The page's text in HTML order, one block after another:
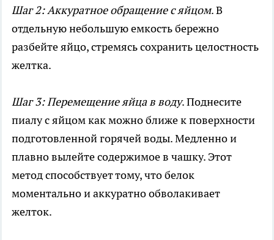
Шаг 2: Аккуратное обращение с яйцом. В
отдельную небольшую емкость бережно
разбейте яйцо, стремясь сохранить целостность
желтка.
Шаг 3: Перемещение яйца в воду. Поднесите
пиалу с яйцом как можно ближе к поверхности
подготовленной горячей воды. Медленно и
плавно вылейте содержимое в чашку. Этот
метод способствует тому, что белок
моментально и аккуратно обволакивает
желток.